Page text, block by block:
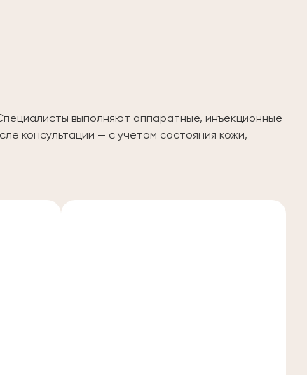
выполняют аппаратные, инъекционные
консультации — с учётом состояния кожи,